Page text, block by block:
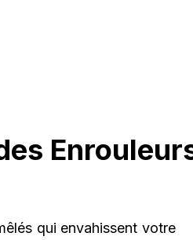
qui envahissent votre